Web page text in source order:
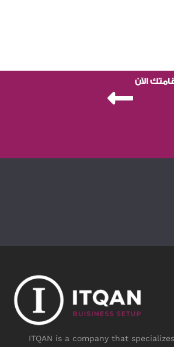
الآن
ITQAN is a company that